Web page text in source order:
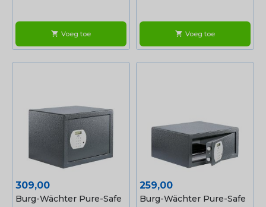
shopping_cart Voeg toe shopping_cart Voeg toe
Prijs
309,00
Burg-Wächter Pure-Safe
Prijs
259,00
Burg-Wächter Pure-Safe